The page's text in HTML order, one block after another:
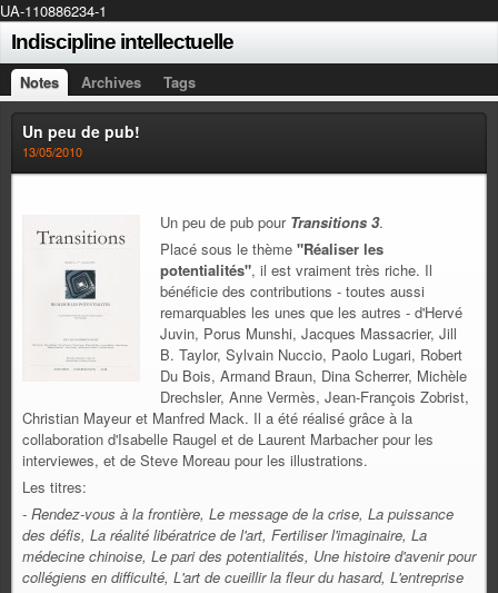
UA-110886234-1
Indiscipline intellectuelle
Notes Archives Tags
Un peu de pub!
13/05/2010
Un peu de pub pour Transitions 3.
Placé sous le thème"Réaliser les
potentialités", il est vraiment très riche. Il
bénéficie des contributions - toutes aussi
remarquables les unes que les autres - d'Hervé
Juvin, Porus Munshi, Jacques Massacrier, Jill
B. Taylor, Sylvain Nuccio, Paolo Lugari, Robert
Du Bois, Armand Braun, Dina Scherrer, Michèle
Drechsler, Anne Vermès, Jean-François Zobrist,
Christian Mayeur et Manfred Mack. Il a été réalisé grâce à la
collaboration d'Isabelle Raugel et de Laurent Marbacher pour les
interviewes, et de Steve Moreau pour les illustrations.
Les titres:
- Rendez-vous à la frontière, Le message de la crise, La puissance
des défis, La réalité libératrice de l'art, Fertiliser l'imaginaire, La
médecine chinoise, Le pari des potentialités, Une histoire d'avenir pour
collégiens en difficulté, L'art de cueillir la fleur du hasard, L'entreprise